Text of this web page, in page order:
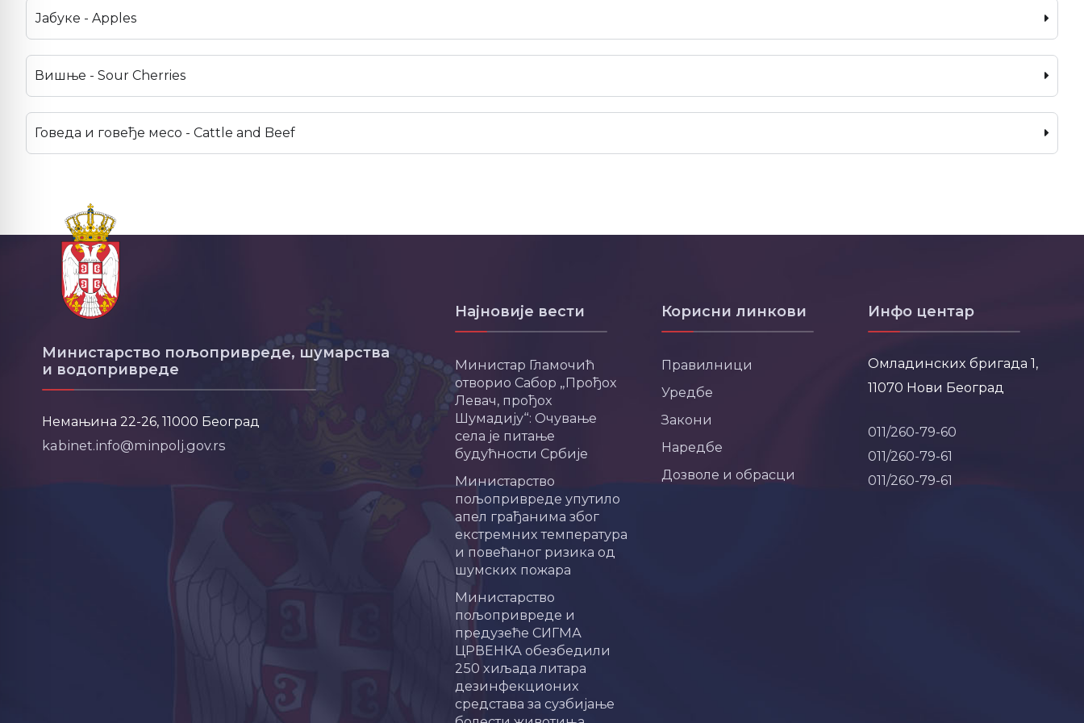
Јабуке - Apples
Вишње - Sour Cherries
Говеда и говеђе месо - Cattle and Beef
Министарство пољопривреде, шумарства
и водопривреде
Немањина 22-26, 11000 Београд
kabinet.info@minpolj.gov.rs
Најновије вести
Министар Гламочић
отворио Сабор „Прођох
Левач, прођох
Шумадију“: Очување
села је питање
будућности Србије
Министарство
пољопривреде упутило
апел грађанима због
екстремних температура
и повећаног ризика од
шумских пожара
Министарство
пољопривреде и
предузеће СИГМА
ЦРВЕНКА обезбедили
250 хиљада литара
дезинфекционих
средстава за сузбијање
Корисни линкови
Правилници
Уредбе
Закони
Наредбе
Дозволе и обрасци
Инфо центар
Омладинских бригада 1,
11070 Нови Београд
011/260-79-60
011/260-79-61
011/260-79-61